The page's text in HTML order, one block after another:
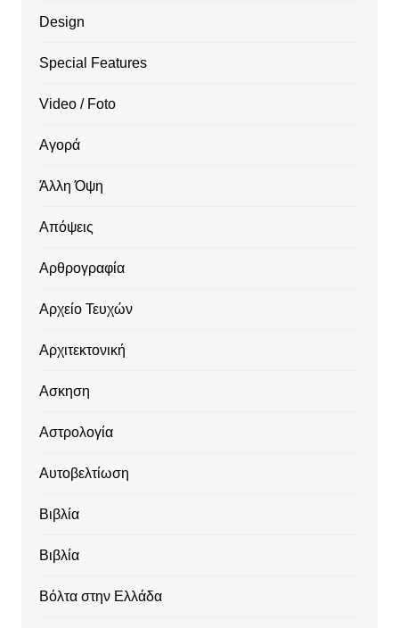
Design
Special Features
Video / Foto
Αγορά
Άλλη Όψη
Απόψεις
Αρθρογραφία
Αρχείο Τευχών
Αρχιτεκτονική
Ασκηση
Αστρολογία
Αυτοβελτίωση
Βιβλία
Βιβλία
Βόλτα στην Ελλάδα